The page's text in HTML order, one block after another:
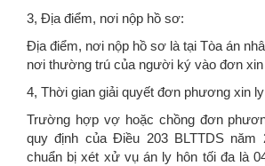
3, Địa điểm, nơi nộp hồ sơ:
Địa điểm, nơi nộp hồ sơ là tại Tòa án
nơi thường trú của người ký vào đơn xin
4, Thời gian giải quyết đơn phương xin
Trường hợp vợ hoặc chồng đơn
quy định của Điều 203 BLTTDS năm
chuẩn bị xét xử vụ án ly hôn tối đa là